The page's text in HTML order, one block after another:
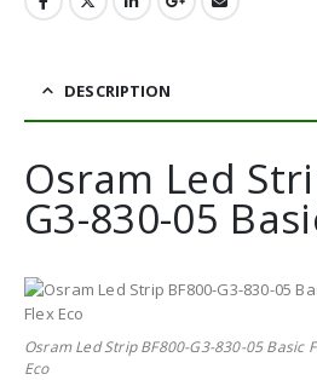
DESCRIPTION
Osram Led
G3-830-05
Osram Led Strip BF800-G3-830-05 Basic
Eco